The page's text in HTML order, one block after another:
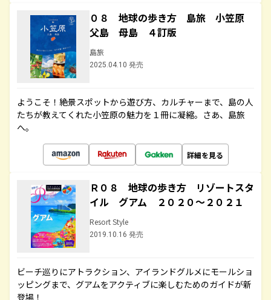
０８ 地球の歩き方 島旅 小笠原
父島 母島 ４訂版
島旅
2025.04.10 発売
ようこそ！絶景スポットから遊び方、カルチャーまで、島の人
たちが教えてくれた小笠原の魅力を１冊に凝縮。さあ、島旅
へ。
詳細を見る
Ｒ０８ 地球の歩き方 リゾートスタ
イル グアム ２０２０～２０２１
Resort Style
2019.10.16 発売
ビーチ巡りにアトラクション、アイランドグルメにモールショ
ッピングまで、グアムをアクティブに楽しむためのガイドが新
登場！